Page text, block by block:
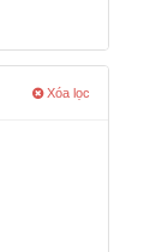
Xóa lọc